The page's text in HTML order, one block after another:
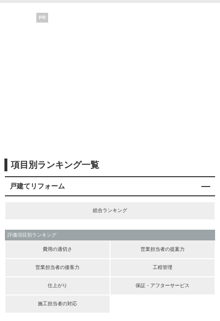
PR
項目別ランキング一覧
戸建てリフォーム
総合ランキング
評価項目別ランキング
費用の適切さ 営業担当者の提案力
営業担当者の接客力 工程管理
仕上がり 保証・アフターサービス
施工担当者の対応